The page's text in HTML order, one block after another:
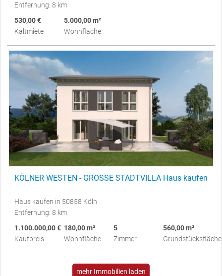
Entfernung: 8 km
530,00 €
Kaltmiete
5.000,00 m²
Wohnfläche
KÖLNER WESTEN - GROSSE STADTVILLA Haus kaufen
Haus kaufen in 50858 Köln
Entfernung: 8 km
1.100.000,00 €
Kaufpreis
180,00 m²
Wohnfläche
5
Zimmer
560,00 m²
Grundstücksfläche
mehr Immobilien laden